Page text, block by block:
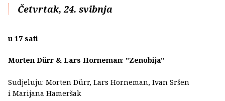
Četvrtak, 24. svibnja
u 17 sati
Morten Dürr & Lars Horneman: "Zenobija"
Sudjeluju: Morten Dürr, Lars Horneman, Ivan Sršen
i Marijana Hameršak